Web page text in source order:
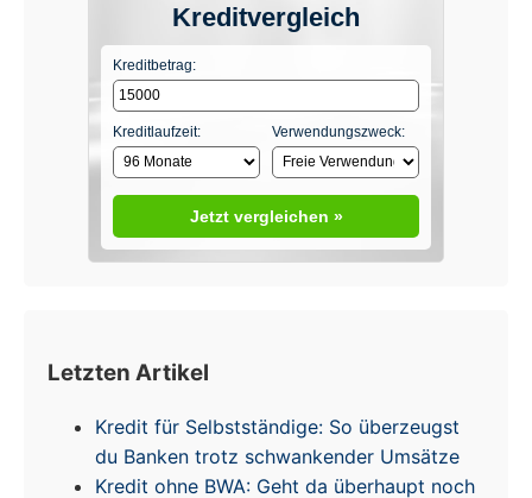
Kreditvergleich
Kreditbetrag:
Kreditlaufzeit: Verwendungszweck:
Jetzt vergleichen »
Letzten Artikel
Kredit für Selbstständige: So überzeugst
du Banken trotz schwankender Umsätze
Kredit ohne BWA: Geht da überhaupt noch